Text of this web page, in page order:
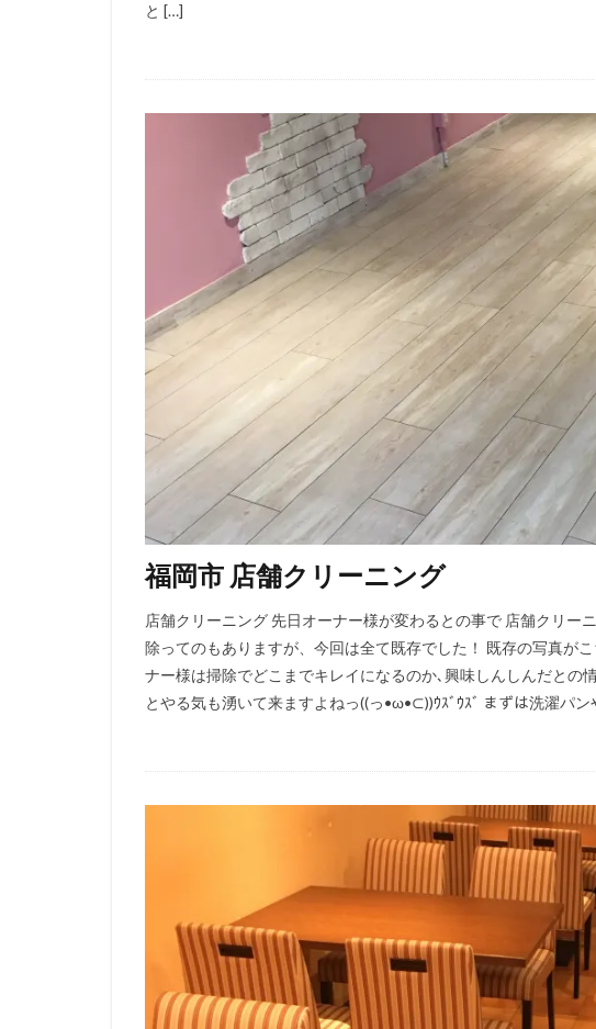
と […]
福岡市 店舗クリーニング
店舗クリーニング 先日オーナー様が変わるとの事で 店舗クリー
除ってのもありますが、今回は全て既存でした！ 既存の写真が
ナー様は掃除でどこまでキレイになるのか､興味しんしんだとの
とやる気も湧いて来ますよねっ((っ•ω•⊂))ｳｽﾞｳｽﾞ まずは洗濯パ